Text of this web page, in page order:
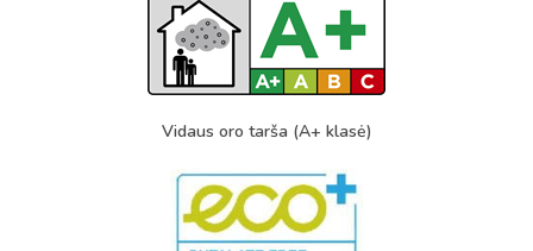
Vidaus oro tarša (A+ klasė)